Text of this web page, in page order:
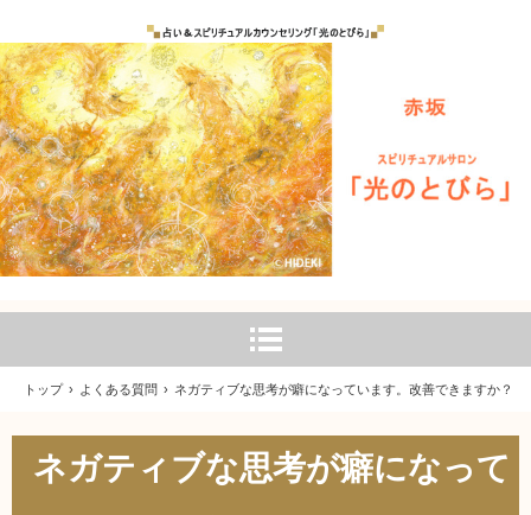
トップ › よくある質問 › ネガティブな思考が癖になっています。改善できますか？
ネガティブな思考が癖になって